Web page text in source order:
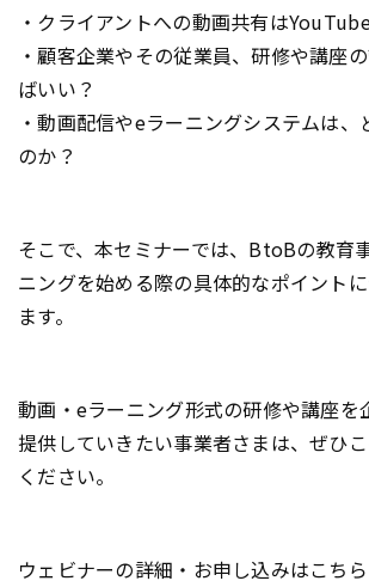
・クライアントへの動画共有は
・顧客企業やその従業員、研修や講座
ばいい？
・動画配信やeラーニングシステムは、
のか？
そこで、本セミナーでは、BtoBの教育
ニングを始める際の具体的なポイント
ます。
動画・eラーニング形式の研修や講座を
提供していきたい事業者さまは、ぜひ
ください。
ウェビナーの詳細・お申し込みはこちら